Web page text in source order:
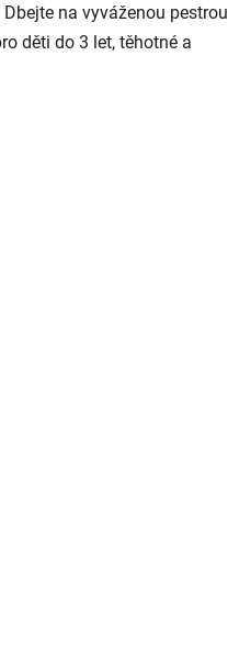
na vyváženou pestrou
děti do 3 let, těhotné a